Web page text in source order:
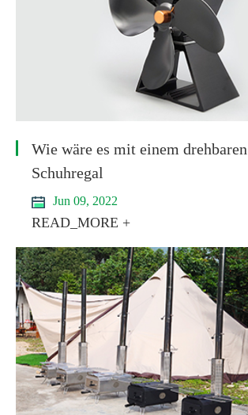
Wie wäre es mit einem drehbaren
Schuhregal
Jun 09, 2022
READ_MORE +